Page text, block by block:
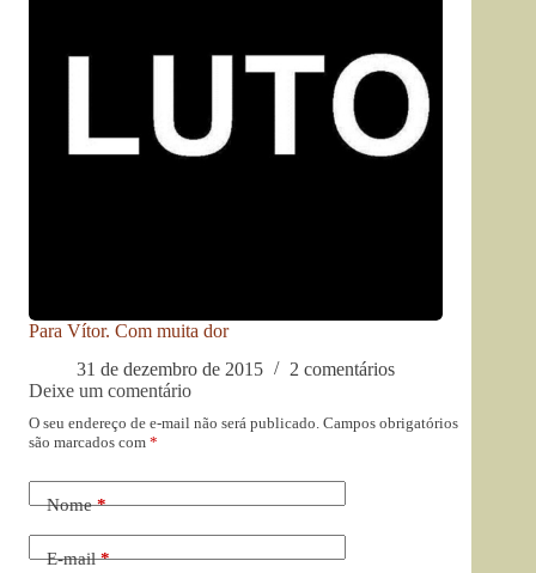
Para Vítor. Com muita dor
31 de dezembro de 2015
2 comentários
Deixe um comentário
O seu endereço de e-mail não será publicado. Campos obrigatórios
são marcados com *
Nome*
E-mail*